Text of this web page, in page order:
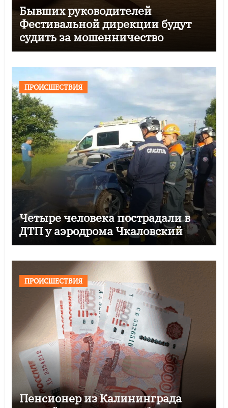
Бывших руководителей
Фестивальной дирекции будут
судить за мошенничество
ПРОИСШЕСТВИЯ
Четыре человека пострадали в
ДТП у аэродрома Чкаловский
ПРОИСШЕСТВИЯ
Пенсионер из Калининграда